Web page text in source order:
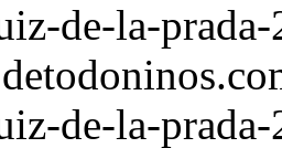
de-la-
de-la-